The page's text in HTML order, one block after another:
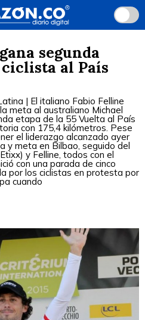
segunda
al País
| El italiano Fabio Felline
meta al australiano Michael
etapa de la 55 Vuelta al País
con 175,4 kilómetros. Pese
el liderazgo alcanzado ayer
y meta en Bilbao, seguido del
y Felline, todos con el
con una parada de cinco
por los ciclistas en protesta por
cuando